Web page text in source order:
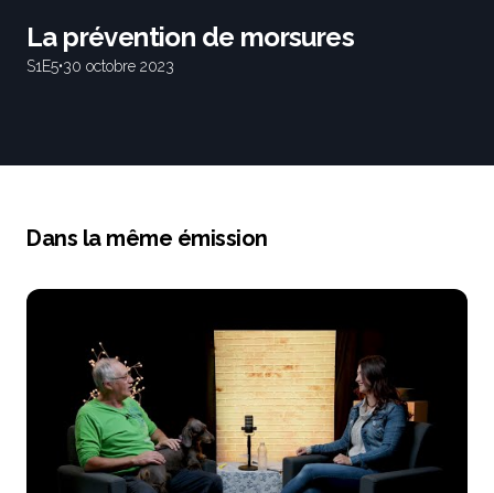
La prévention de morsures
S1 E5•30 octobre 2023
Dans la même émission